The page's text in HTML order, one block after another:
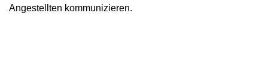
Angestellten kommunizieren.